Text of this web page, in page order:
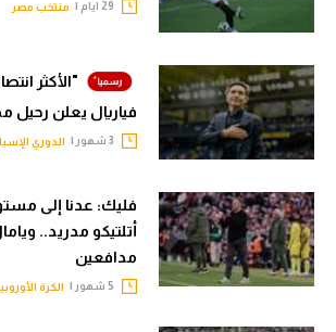
القسم الثاني
أمم إفريقيا
كرة السلة الأمريكية
كرة سلة
كرة يد
كرة طائرة
رياضات أخرى
كرة السلة الأمريكية
كرة سلة
كرة طائرة
الوطن العربي
منتخب مصر
"الأكثر
فياريال يعلن رحيل
الدوري
فليك: عدنا إلى
مدافعين
الكرة